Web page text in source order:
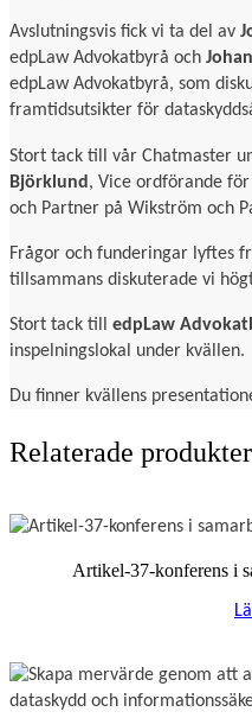
Avslutningsvis fick vi ta del av
edpLaw Advokatbyrå och
edpLaw Advokatbyrå, som
framtidsutsikter för
Stort tack till vår Chatmaster
Björklund , Vice ordförande
och Partner på Wikström och
Frågor och funderingar lyftes
tillsammans diskuterade vi
Stort tack till edpLaw
inspelningslokal under kvällen.
Du finner kvällens
Relaterade produkter
Artikel-37-konferens i